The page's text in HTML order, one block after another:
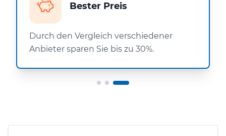
Bester Preis
Durch den Vergleich verschiedener
Anbieter sparen Sie bis zu 30%.